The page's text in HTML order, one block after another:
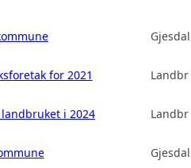
for 2021
i 2024